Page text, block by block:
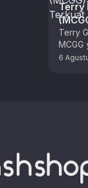
Terry
Terry
6